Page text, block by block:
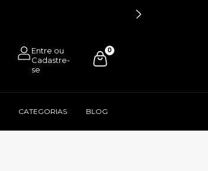
0
CATEGORIAS BLOG